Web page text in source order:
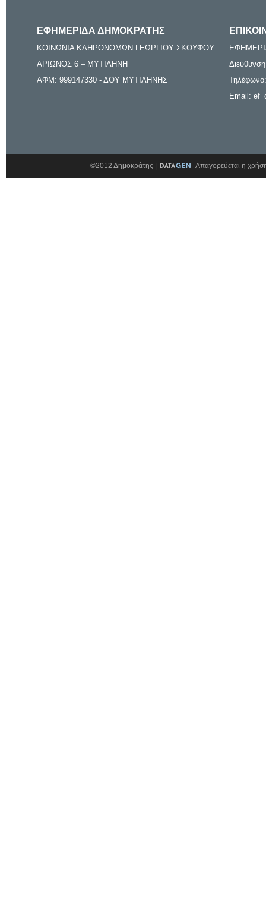
ΕΦΗΜΕΡΙΔΑ ΔΗΜΟΚΡΑΤΗΣ
ΚΟΙΝΩΝΙΑ ΚΛΗΡΟΝΟΜΩΝ ΓΕΩΡΓΙΟΥ ΣΚΟΥΦΟΥ
ΑΡΙΩΝΟΣ 6 – ΜΥΤΙΛΗΝΗ
ΑΦΜ: 999147330 - ΔΟΥ ΜΥΤΙΛΗΝΗΣ
Email:
©2012 Δημοκράτης | Απαγορεύεται η